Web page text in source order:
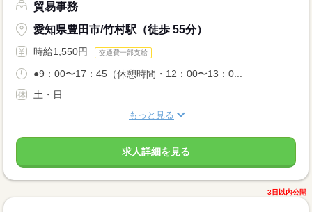
貿易事務
愛知県豊田市/竹村駅（徒歩 55分）
時給1,550円 交通費一部支給
●9：00〜17：45（休憩時間・12：00〜13：0...
土・日
もっと見る
求人詳細を見る
3日以内公開